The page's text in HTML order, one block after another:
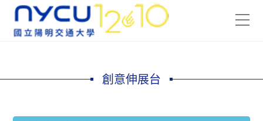
創意伸展台